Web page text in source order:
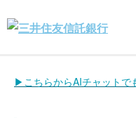
▶こちらからAIチャットで